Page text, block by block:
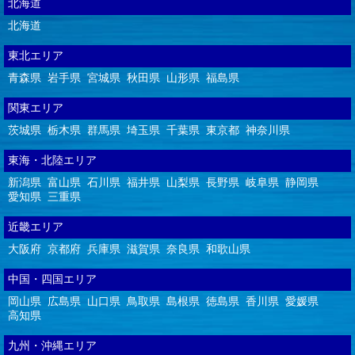
北海道
北海道
東北エリア
青森県 岩手県 宮城県 秋田県 山形県 福島県
関東エリア
茨城県 栃木県 群馬県 埼玉県 千葉県 東京都 神奈川県
東海・北陸エリア
新潟県 富山県 石川県 福井県 山梨県 長野県 岐阜県 静岡県
愛知県
三重県
近畿エリア
大阪府 京都府 兵庫県 滋賀県 奈良県 和歌山県
中国・四国エリア
岡山県
広島県 山口県 鳥取県 島根県 徳島県 香川県 愛媛県
高知県
九州・沖縄エリア